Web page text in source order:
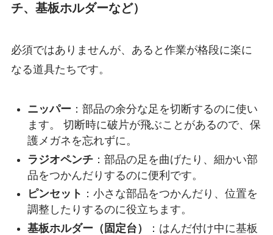
チ、基板ホルダーなど）
必須ではありませんが、あると作業が格段に楽に
なる道具たちです。
ニッパー：部品の余分な足を切断するのに使い
ます。 切断時に破片が飛ぶことがあるので、保
護メガネを忘れずに。
ラジオペンチ：部品の足を曲げたり、細かい部
品をつかんだりするのに便利です。
ピンセット ：小さな部品をつかんだり、位置を
調整したりするのに役立ちます。
基板ホルダー（固定台）
：はんだ付け中に基板